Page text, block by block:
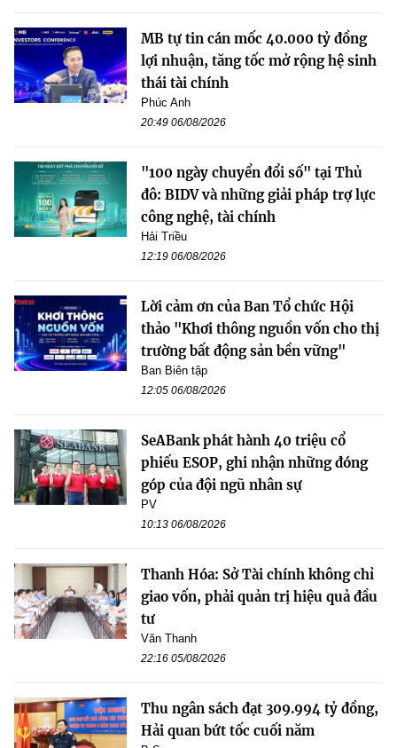
MB tự tin cán mốc 40.000 tỷ đồng
lợi nhuận, tăng tốc mở rộng hệ sinh
thái tài chính
Phúc Anh
20:49 06/08/2026
"100 ngày chuyển đổi số" tại Thủ
đô: BIDV và những giải pháp trợ lực
công nghệ, tài chính
Hải Triều
12:19 06/08/2026
Lời cảm ơn của Ban Tổ chức Hội
thảo "Khơi thông nguồn vốn cho thị
trường bất động sản bền vững"
Ban Biên tập
12:05 06/08/2026
SeABank phát hành 40 triệu cổ
phiếu ESOP, ghi nhận những đóng
góp của đội ngũ nhân sự
PV
10:13 06/08/2026
Thanh Hóa: Sở Tài chính không chỉ
giao vốn, phải quản trị hiệu quả đầu
tư
Văn Thanh
22:16 05/08/2026
Thu ngân sách đạt 309.994 tỷ đồng,
Hải quan bứt tốc cuối năm